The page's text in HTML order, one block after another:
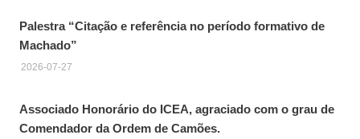
Palestra “Citação e referência no período formativo de
Machado”
2026-07-27
Associado Honorário do ICEA, agraciado com o grau de
Comendador da Ordem de Camões.